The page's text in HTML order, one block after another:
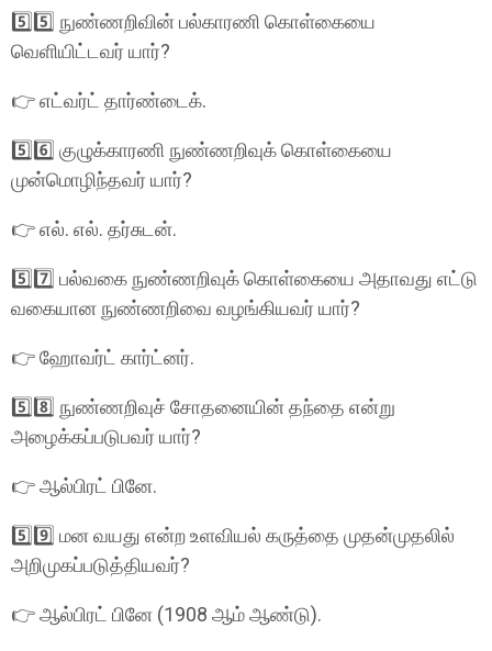
5️⃣5️⃣ நுண்ணறிவின் பல்காரணி கொள்கையை
வெளியிட்டவர் யார்?
👉 எட்வர்ட் தார்ண்டைக்.
5️⃣6️⃣ குழுக்காரணி நுண்ணறிவுக் கொள்கையை
முன்மொழிந்தவர் யார்?
👉 எல். எல். தர்சுடன்.
5️⃣7️⃣ பல்வகை நுண்ணறிவுக் கொள்கையை அதாவது எட்டு
வகையான நுண்ணறிவை வழங்கியவர் யார்?
👉 ஹோவர்ட் கார்ட்னர்.
5️⃣8️⃣ நுண்ணறிவுச் சோதனையின் தந்தை என்று
அழைக்கப்படுபவர் யார்?
👉 ஆல்பிரட் பினே.
5️⃣9️⃣ மன வயது என்ற உளவியல் கருத்தை முதன்முதலில்
அறிமுகப்படுத்தியவர்?
👉 ஆல்பிரட் பினே (1908 ஆம் ஆண்டு).